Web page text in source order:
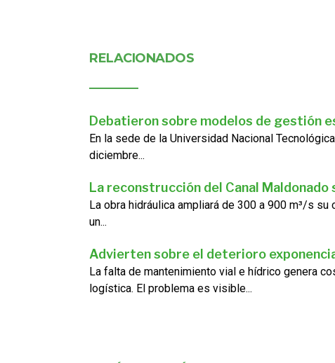
RELACIONADOS
Debatieron sobre modelos de gestión
En la sede de la Universidad Nacional
diciembre...
La reconstrucción del Canal
La obra hidráulica ampliará de 300 a 900 m³/s
un...
Advierten sobre el deterioro
La falta de mantenimiento vial e hídrico genera
logística. El problema es visible...